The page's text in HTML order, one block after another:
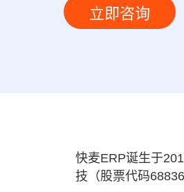
立即咨询
快麦ERP诞生于
技（股票代码